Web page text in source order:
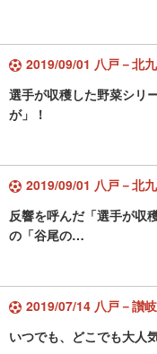
2019/09/01 八戸－北
選手が収穫した野菜シリ
が」！
2019/09/01 八戸－北
反響を呼んだ「選手が収
の「谷尾の…
2019/07/14 八戸－讃岐
いつでも、どこでも大人